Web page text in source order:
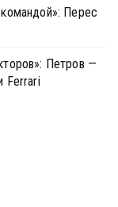
Перес
Петров —
Ferrari